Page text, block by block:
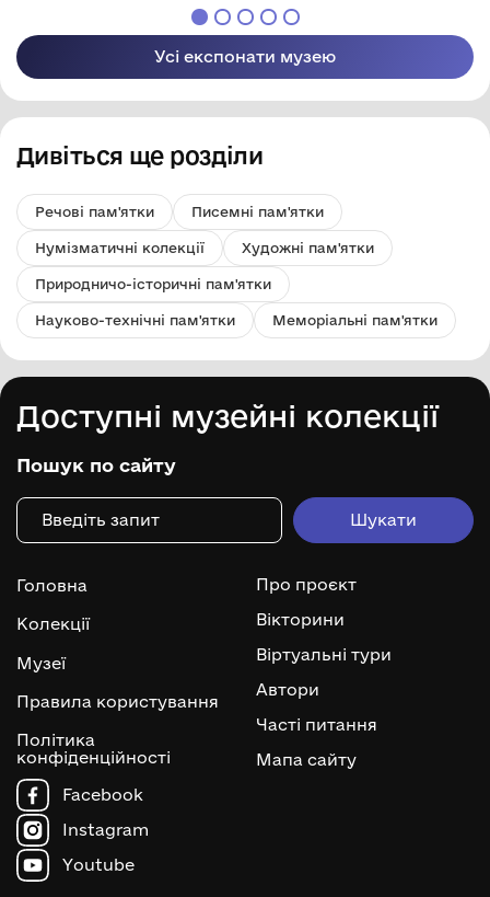
Усі експонати музею
Дивіться ще розділи
Речові пам'ятки Писемні пам'ятки
Нумізматичні колекції Художні пам'ятки
Природничо-історичні пам'ятки
Науково-технічні пам'ятки Меморіальні пам'ятки
Доступні музейні колекції
Пошук по сайту
Головна
Колекції
Музеї
Правила користування
Політика
конфіденційності
Про проєкт
Вікторини
Віртуальні тури
Автори
Часті питання
Мапа сайту
Facebook
Instagram
Youtube